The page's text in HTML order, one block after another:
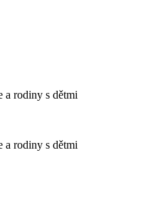
rodiny s dětmi
rodiny s dětmi